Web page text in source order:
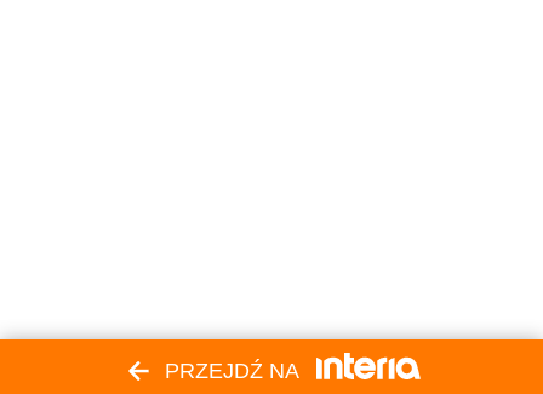
PRZEJDŹ NA